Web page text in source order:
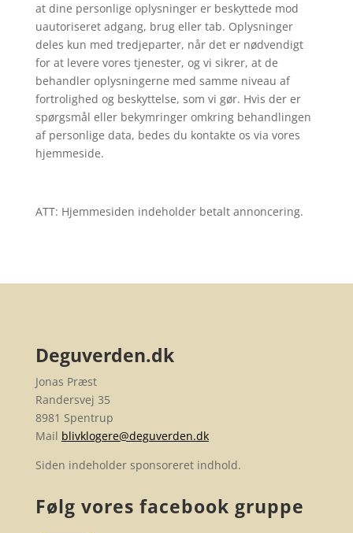
at dine personlige oplysninger er beskyttede mod
uautoriseret adgang, brug eller tab. Oplysninger
deles kun med tredjeparter, når det er nødvendigt
for at levere vores tjenester, og vi sikrer, at de
behandler oplysningerne med samme niveau af
fortrolighed og beskyttelse, som vi gør. Hvis der er
spørgsmål eller bekymringer omkring behandlingen
af personlige data, bedes du kontakte os via vores
hjemmeside.
ATT: Hjemmesiden indeholder betalt annoncering.
Deguverden.dk
Jonas Præst
Randersvej 35
8981 Spentrup
Mail blivklogere@deguverden.dk
Siden indeholder sponsoreret indhold.
Følg vores facebook gruppe